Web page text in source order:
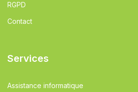
RGPD
Contact
Services
Assistance informatique